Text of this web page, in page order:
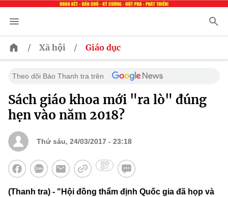
/ Xã hội / Giáo dục
Theo dõi Báo Thanh tra trên
Sách giáo khoa mới "ra lò" đúng
hẹn vào năm 2018?
Thứ sáu, 24/03/2017 - 23:18
(Thanh tra) - "Hội đồng thẩm định Quốc gia đã họp và